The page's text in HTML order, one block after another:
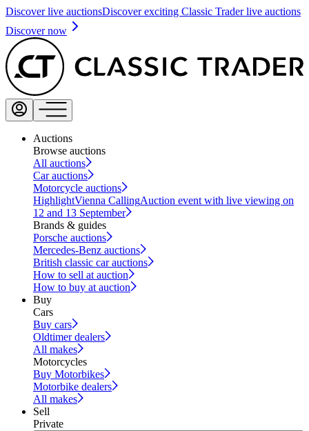
Discover live auctionsDiscover exciting Classic Trader live auctions
Discover now
Auctions
Browse auctions
All auctions
Car auctions
Motorcycle auctions
HighlightVienna CallingAuction event with live viewing on
12 and 13 September
Brands & guides
Porsche auctions
Mercedes-Benz auctions
British classic car auctions
How to sell at auction
How to buy at auction
Buy
Cars
Buy cars
Oldtimer dealers
All makes
Motorcycles
Buy Motorbikes
Motorbike dealers
All makes
Sell
Private